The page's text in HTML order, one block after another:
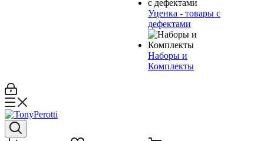
Уценка - товары с
дефектами
Наборы и
Комплекты